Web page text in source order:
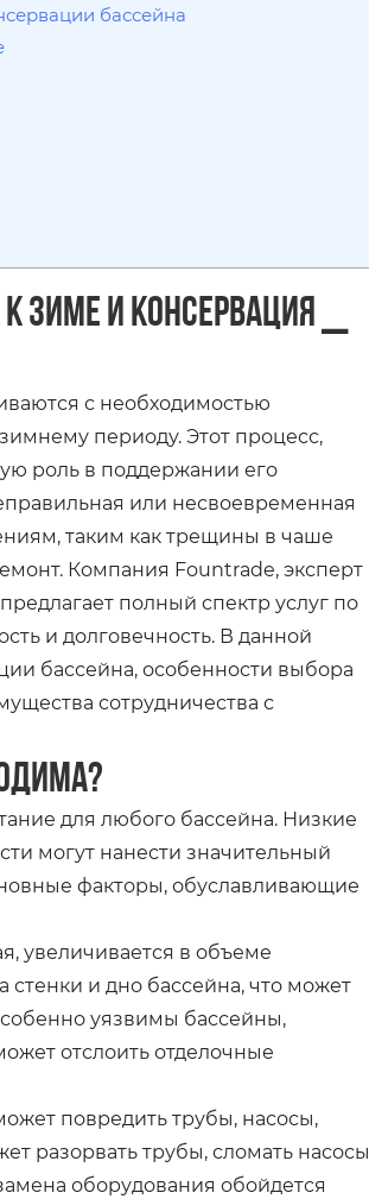
бассейна
зиме и консервация ⎯
с необходимостью
периоду. Этот процесс,
роль в поддержании его
или несвоевременная
таким как трещины в чаше
Компания Fountrade, эксперт
предлагает полный спектр услуг по
и долговечность. В данной
бассейна, особенности выбора
сотрудничества с
для любого бассейна. Низкие
могут нанести значительный
факторы, обуславливающие
увеличивается в объеме
стенки и дно бассейна, что может
уязвимы бассейны,
отслоить отделочные
повредить трубы, насосы,
разорвать трубы, сломать насосы
оборудования обойдется